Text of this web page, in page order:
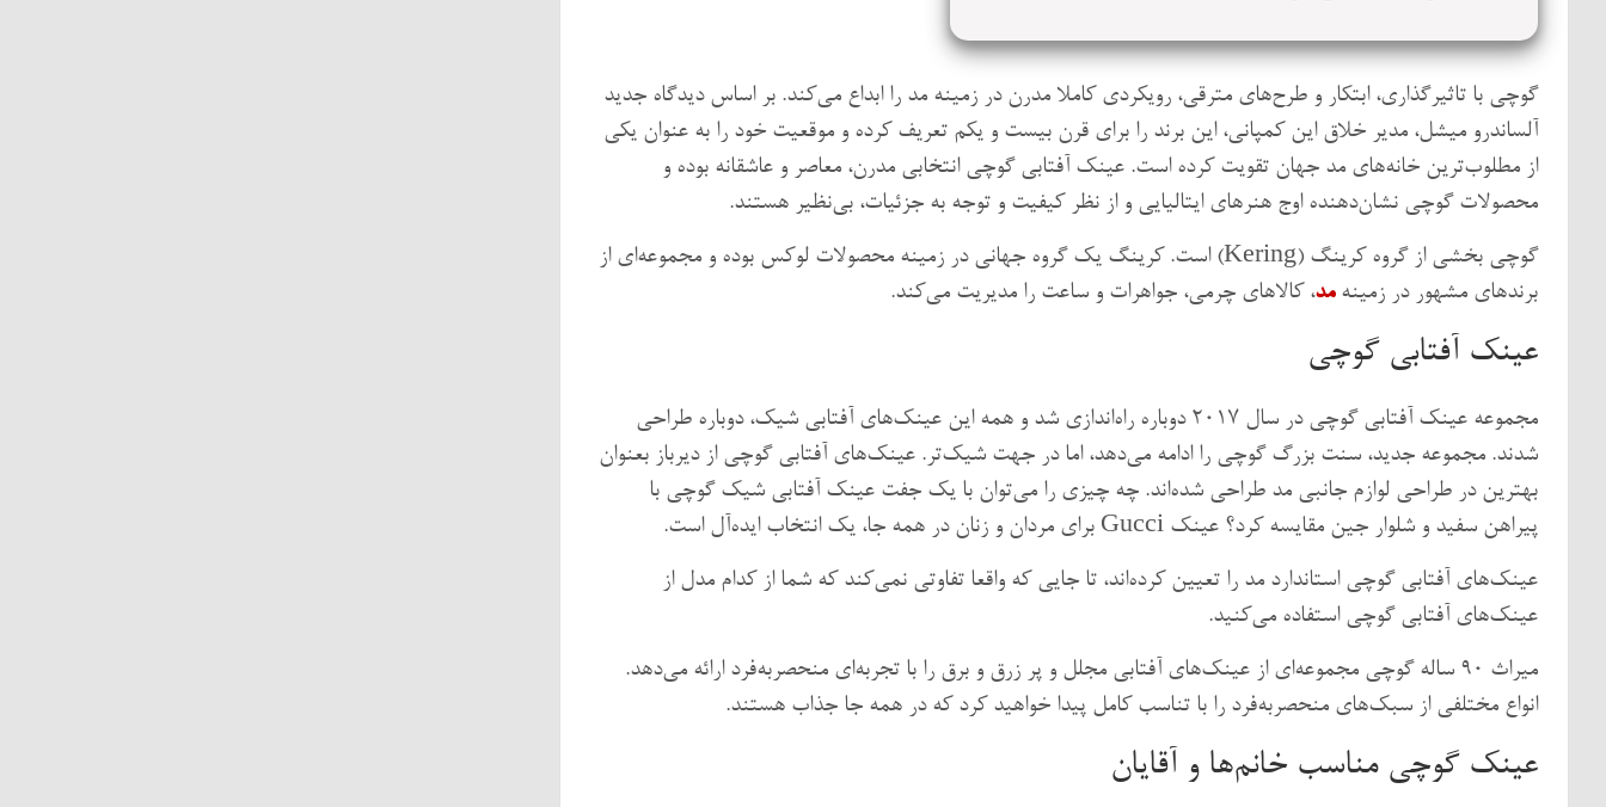
گوچی با تاثیرگذاری، ابتکار و طرح‌های مترقی، رویکردی کاملا مدرن در زمینه مد را ابداع می‌کند. بر اساس دیدگاه جدید
آلساندرو میشل، مدیر خلاق این کمپانی، این برند را برای قرن بیست و یکم تعریف کرده و موقعیت خود را به عنوان یکی
از مطلوب‌ترین خانه‌های مد جهان تقویت کرده است. عینک آفتابی گوچی انتخابی مدرن، معاصر و عاشقانه بوده و
محصولات گوچی نشان‌دهنده اوج هنرهای ایتالیایی و از نظر کیفیت و توجه به جزئیات، بی‌نظیر هستند.
گوچی بخشی از گروه کرینگ (Kering) است. کرینگ یک گروه جهانی در زمینه محصولات لوکس بوده و مجموعه‌ای از
برندهای مشهور در زمینهمد، کالاهای چرمی، جواهرات و ساعت را مدیریت می‌کند.
عینک آفتابی گوچی
مجموعه عینک آفتابی گوچی در سال 2017 دوباره راه‌اندازی شد و همه این عینک‌های آفتابی شیک، دوباره طراحی
شدند. مجموعه جدید، سنت بزرگ گوچی را ادامه می‌دهد، اما در جهت شیک‌تر. عینک‌های آفتابی گوچی از دیرباز بعنوان
بهترین در طراحی لوازم جانبی مد طراحی شده‌اند. چه چیزی را می‌توان با یک جفت عینک آفتابی شیک گوچی با
پیراهن سفید و شلوار جین مقایسه کرد؟ عینک Gucci برای مردان و زنان در همه جا، یک انتخاب ایده‌آل است.
عینک‌های آفتابی گوچی استاندارد مد را تعیین کرده‌اند، تا جایی که واقعا تفاوتی نمی‌کند که شما از کدام مدل از
عینک‌های آفتابی گوچی استفاده می‌کنید.
میراث 90 ساله گوچی مجموعه‌ای از عینک‌های آفتابی مجلل و پر زرق و برق را با تجربه‌ای منحصربه‌فرد ارائه می‌دهد.
انواع مختلفی از سبک‌های منحصربه‌فرد را با تناسب کامل پیدا خواهید کرد که در همه جا جذاب هستند.
عینک گوچی مناسب خانم‌ها و آقایان